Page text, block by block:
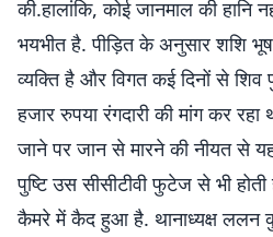
की.हालांकि, कोई जानमाल की हानि
भयभीत है. पीड़ित के अनुसार शशि
व्यक्ति है और विगत कई दिनों से
हजार रुपया रंगदारी की मांग कर रहा
जाने पर जान से मारने की नीयत से
पुष्टि उस सीसीटीवी फुटेज से भी
कैमरे में कैद हुआ है. थानाध्यक्ष ललन